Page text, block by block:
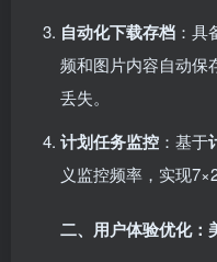
自动化下载存档 ：具
频和图片内容自动保
丢失。
计划任务监控 ：基于
义监控频率，实现
二、用户体验优化：